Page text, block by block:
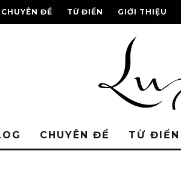
CHUYÊN ĐỀ TỪ ĐIỂN GIỚI THIỆU
CHUYÊN ĐỀ TỪ ĐIỂN